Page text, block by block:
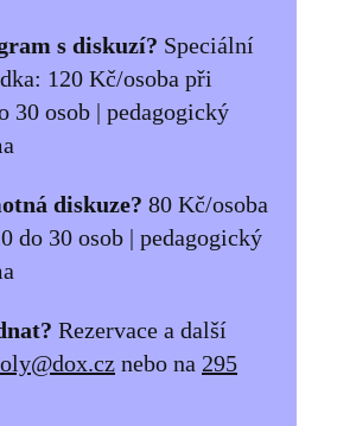
s diskuzí? Speciální
120 Kč/osoba při
30 osob | pedagogický
diskuze? 80 Kč/osoba
do 30 osob | pedagogický
Rezervace a další
nebo na 295